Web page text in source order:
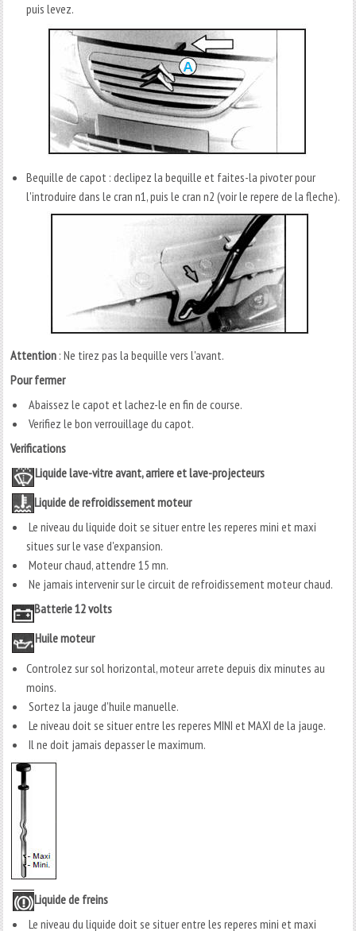
puis levez.
Bequille de capot : declipez la bequille et faites-la pivoter pour
l'introduire dans le cran n1, puis le cran n2 (voir le repere de la fleche).
Attention : Ne tirez pas la bequille vers l'avant.
Pourfermer
Abaissez le capot et lachez-le en fin de course.
Verifiez le bon verrouillage du capot.
Verifications
Liquide lave-vitre avant, arriere et lave-projecteurs
Liquide de refroidissement moteur
Le niveau du liquide doit se situer entre les reperes mini et maxi
situes sur le vase d'expansion.
Moteur chaud, attendre 15 mn.
Ne jamais intervenir sur le circuit de refroidissement moteur chaud.
Batterie 12 volts
Huile moteur
Controlez sur sol horizontal, moteur arrete depuis dix minutes au
moins.
Sortez la jauge d'huile manuelle.
Le niveau doit se situer entre les reperes MINI et MAXI de la jauge.
Il ne doit jamais depasser le maximum.
Liquide de freins
Le niveau du liquide doit se situer entre les reperes mini et maxi